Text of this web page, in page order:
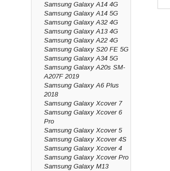
Samsung Galaxy A14 4G
Samsung Galaxy A14 5G
Samsung Galaxy A32 4G
Samsung Galaxy A13 4G
Samsung Galaxy A22 4G
Samsung Galaxy S20 FE 5G
Samsung Galaxy A34 5G
Samsung Galaxy A20s SM-
A207F 2019
Samsung Galaxy A6 Plus
2018
Samsung Galaxy Xcover 7
Samsung Galaxy Xcover 6
Pro
Samsung Galaxy Xcover 5
Samsung Galaxy Xcover 4S
Samsung Galaxy Xcover 4
Samsung Galaxy Xcover Pro
Samsung Galaxy M13